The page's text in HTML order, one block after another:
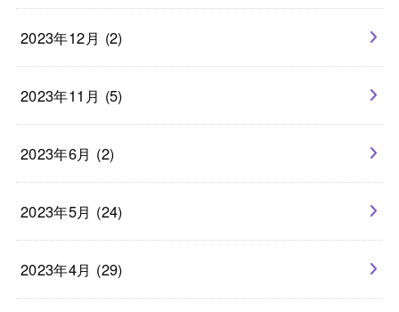
2023年12月 (2)
2023年11月 (5)
2023年6月 (2)
2023年5月 (24)
2023年4月 (29)